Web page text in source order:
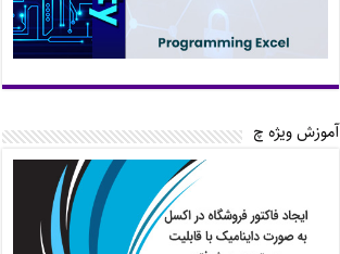
آموزش ویژه چ